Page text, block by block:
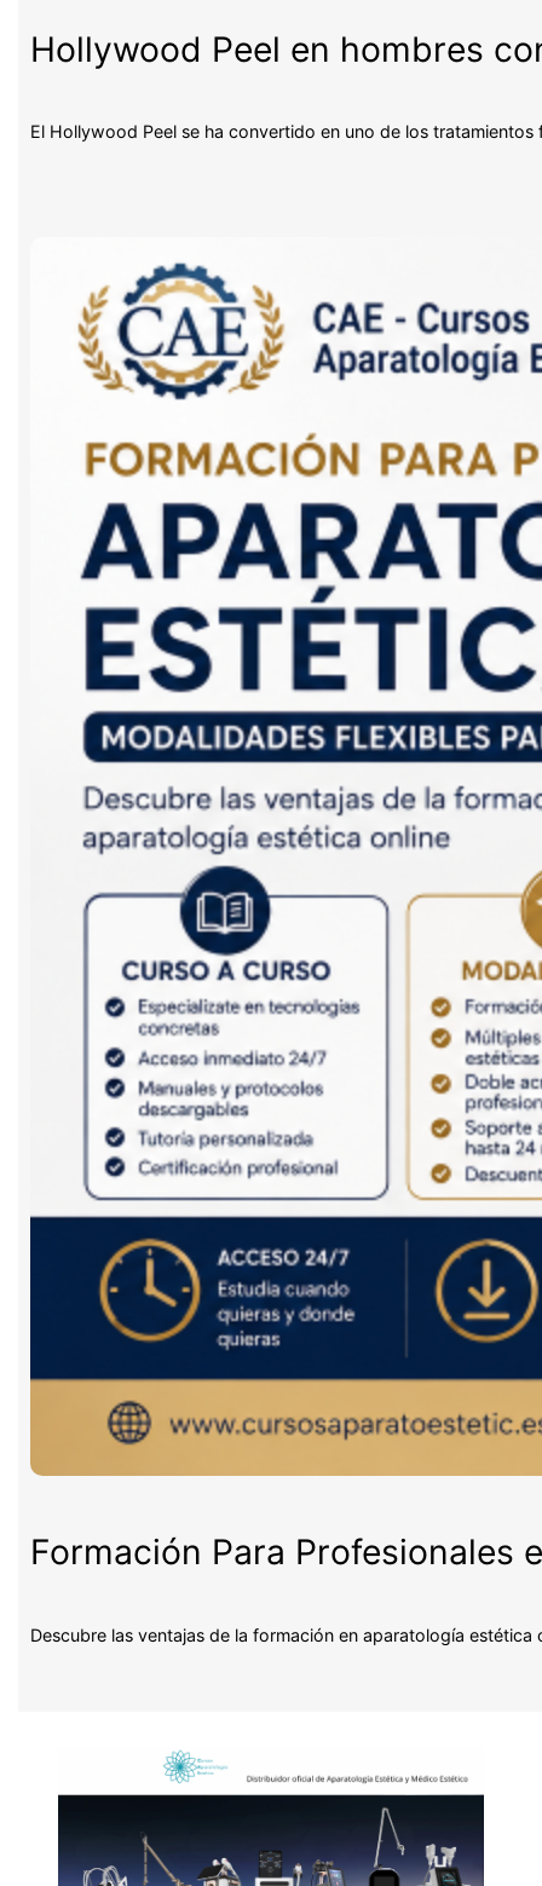
Hollywood Peel en hombres
El Hollywood Peel se ha convertido en uno de los tratamientos
Formación Para Profesionales
Descubre las ventajas de la formación en aparatología estética